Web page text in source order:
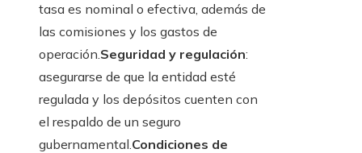
tasa es nominal o efectiva, además de
las comisiones y los gastos de
operación.Seguridad y regulación:
asegurarse de que la entidad esté
regulada y los depósitos cuenten con
el respaldo de un seguro
gubernamental.Condiciones de